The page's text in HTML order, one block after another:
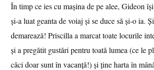
În timp ce ies cu mașina de pe alee, Gideon
și-a luat geanta de voiaj și se duce să și-o ia.
demarează! Priscilla a marcat toate locurile
și a pregătit gustări pentru toată lumea (ce le
căci doar sunt în vacanță!) și ține harta în